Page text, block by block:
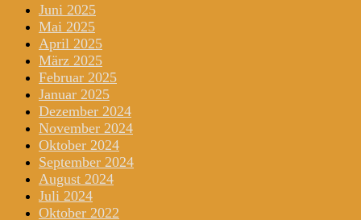
Juni 2025
Mai 2025
April 2025
März 2025
Februar 2025
Januar 2025
Dezember 2024
November 2024
Oktober 2024
September 2024
August 2024
Juli 2024
Oktober 2022